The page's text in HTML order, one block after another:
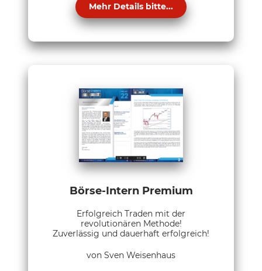
Mehr Details bitte...
Börse-Intern Premium
Erfolgreich Traden mit der
revolutionären Methode!
Zuverlässig und dauerhaft erfolgreich!
von Sven Weisenhaus